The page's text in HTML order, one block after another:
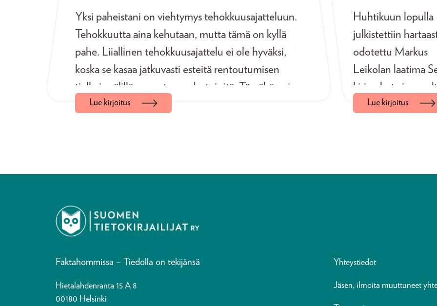
Yksi paheistani on viehtymys tehokkuusajatteluun.
Tehokkuutta aina kehutaan, mutta tämä on kyllä
pahe. Liiallinen tehokkuusajattelu ei ole hyväksi,
koska se kasaa jatkuvasti esteitä rentoutumisen
tielle ja välillä suorastaan sabotoi sitä. Tämähän ei
ole kenellekään pitemmän päälle hyväksi. Olen
hyödyllistä. […]
Lue kirjoitus
Huhtikuun lopulla
julkistettiin
odotettu Markus
Leikolan laatima
kirja-alasta ja
osin lukemisesta.
osin kiivastakin.
sisältää
konkreettista
Lue kirjoitus
Faktahommissa – Tiedolla on tekijänsä
Hietalahdenranta 15 A 8
00180 Helsinki
Yhteystiedot
Jäsen, ilmoita muuttuneet